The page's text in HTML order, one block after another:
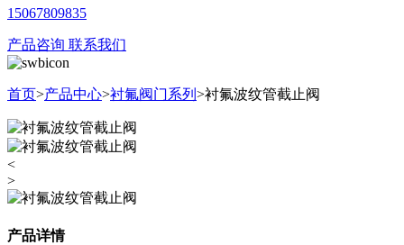
15067809835
产品咨询 联系我们
首页>产品中心>衬氟阀门系列 >衬氟波纹管截止阀
<
>
产品详情